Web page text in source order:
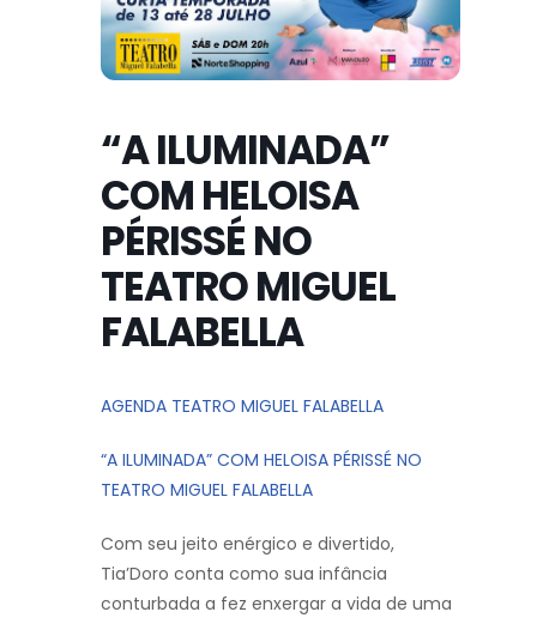
“A ILUMINADA”
COM HELOISA
PÉRISSÉ NO
TEATRO MIGUEL
FALABELLA
AGENDA TEATRO MIGUEL FALABELLA
“A ILUMINADA” COM HELOISA PÉRISSÉ NO
TEATRO MIGUEL FALABELLA
Com seu jeito enérgico e divertido,
Tia’Doro conta como sua infância
conturbada a fez enxergar a vida de uma